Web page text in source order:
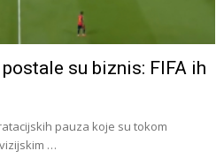
su biznis: FIFA ih
pauza koje su tokom
…